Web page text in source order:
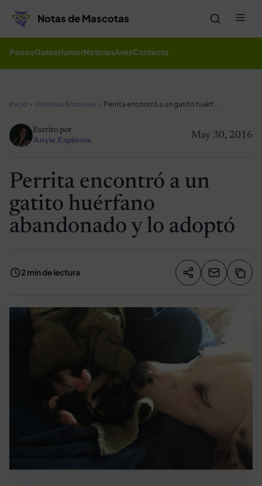
Notas de Mascotas
PerrosGatosHumorNoticiasAvesContacto
Inicio Historias Emotivas Perrita encontró a un gatito huérfano abandonado y lo adoptó
May 30, 2016
Escrito por
Anyie Espinosa
Perrita encontró a un
gatito huérfano
abandonado y lo adoptó
2 min de lectura Compartir